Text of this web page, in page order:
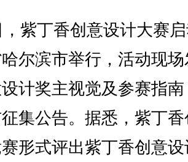
丁香创意设计大赛启
尔滨市举行，活动现
计奖主视觉及参赛指
集公告。据悉，紫丁
形式评出紫丁香创意